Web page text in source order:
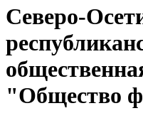
Северо-
"Общество